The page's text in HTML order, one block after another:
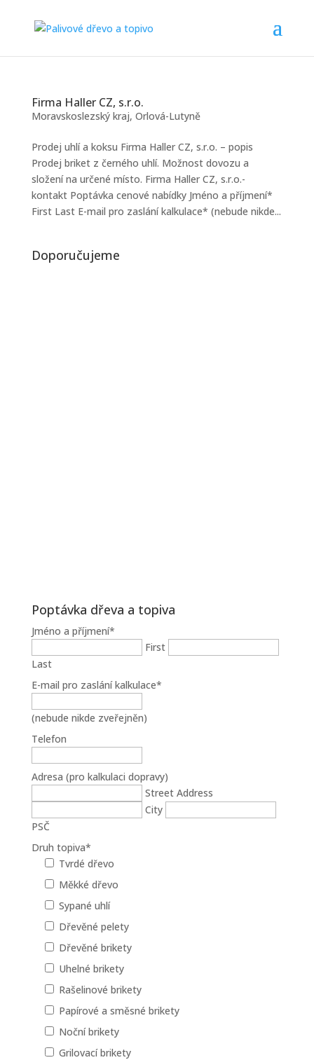
Firma Haller CZ, s.r.o.
Moravskoslezský kraj, Orlová-Lutyně
Prodej uhlí a koksu Firma Haller CZ, s.r.o. – popis
Prodej briket z černého uhlí. Možnost dovozu a
složení na určené místo. Firma Haller CZ, s.r.o.-
kontakt Poptávka cenové nabídky Jméno a příjmení*
First Last E-mail pro zaslání kalkulace* (nebude nikde...
Doporučujeme
Poptávka dřeva a topiva
Jméno a příjmení*
First
Last
E-mail pro zaslání kalkulace*
(nebude nikde zveřejněn)
Telefon
Adresa (pro kalkulaci dopravy)
Street Address
City
PSČ
Druh topiva*
Tvrdé dřevo
Měkké dřevo
Sypané uhlí
Dřevěné pelety
Dřevěné brikety
Uhelné brikety
Rašelinové brikety
Papírové a směsné brikety
Noční brikety
Grilovací brikety